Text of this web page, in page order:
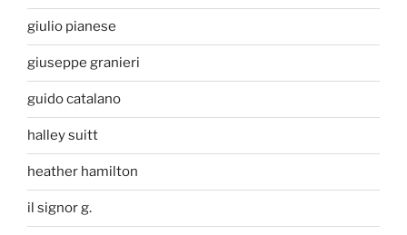
giulio pianese
giuseppe granieri
guido catalano
halley suitt
heather hamilton
il signor g.